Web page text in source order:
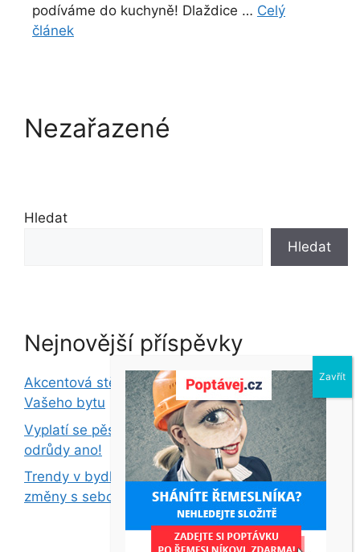
podíváme do kuchyně! Dlaždice … Celý
článek
Nezařazené
Hledat
Hledat
Nejnovější příspěvky
Akcentová stěna: Oživte jednoduše interiér
Vašeho bytu
Vyplatí se pěstovat chilli? Při volbě správné
odrůdy ano!
Trendy v bydlení pro rok 2024: Jaké designové
změny s sebou přinese?